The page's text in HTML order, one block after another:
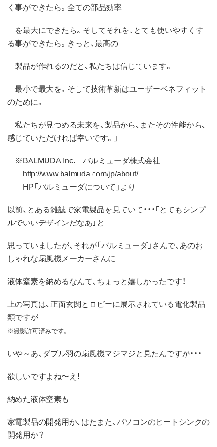
く事ができたら。全ての部品効率
を最大にできたら。そしてそれを、とても使いやすくす
る事ができたら。きっと、最高の
製品が作れるのだと、私たちは信じています。
最小で最大を。そして技術革新はユーザーベネフィット
のために。
私たちが見つめる未来を、製品から、またその性能から、
感じていただければ幸いです。」
※BALMUDA Inc. バルミューダ株式会社
http://www.balmuda.com/jp/about/
HP「バルミューダについて」より
以前、とある雑誌で家電製品を見ていて・・・「とてもシンプ
ルでいいデザインだなあ」と
思っていましたが、それが「バルミューダ」さんで、あのお
しゃれな扇風機メーカーさんに
液体窒素を納めるなんて、ちょっと嬉しかったです！
上の写真は、正面玄関とロビーに展示されている電化製品
類ですが
※撮影許可済みです。
いや～あ、ダブル羽の扇風機マジマジと見たんですが・・・
欲しいですよね〜え！
納めた液体窒素も
家電製品の開発用か、はたまた、パソコンのヒートシンクの
開発用か？